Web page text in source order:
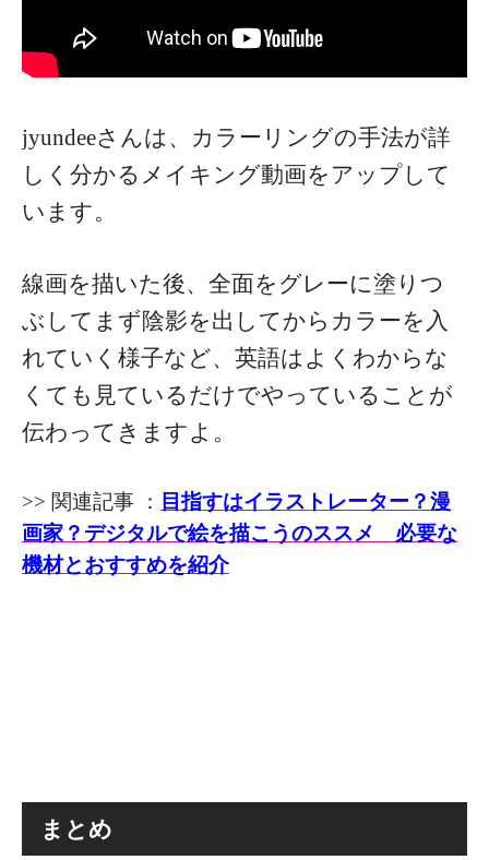
jyundeeさんは、カラーリングの手法が詳
しく分かるメイキング動画をアップして
います。
線画を描いた後、全面をグレーに塗りつ
ぶしてまず陰影を出してからカラーを入
れていく様子など、英語はよくわからな
くても見ているだけでやっていることが
伝わってきますよ。
>> 関連記事 ： 目指すはイラストレーター？漫
画家？デジタルで絵を描こうのススメ 必要な
機材とおすすめを紹介
まとめ